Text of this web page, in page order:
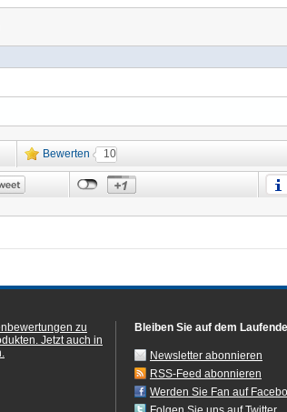
Bewerten 10
zu
Jetzt auch in
Bleiben Sie auf dem
Newsletter abonnieren
RSS-Feed abonnieren
Werden Sie Fan auf